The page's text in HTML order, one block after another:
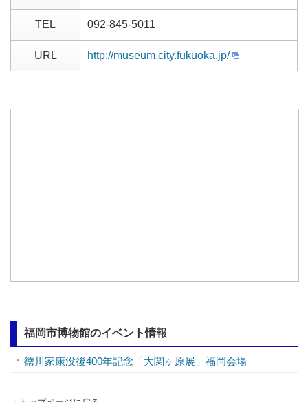
TEL 092-845-5011
URL http://museum.city.fukuoka.jp/
福岡市博物館のイベント情報
徳川家康没後400年記念「大関ヶ原展」福岡会場